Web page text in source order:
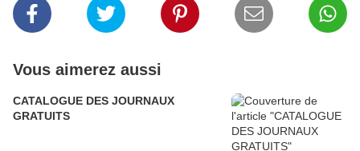
Vous aimerez aussi
CATALOGUE DES JOURNAUX
GRATUITS